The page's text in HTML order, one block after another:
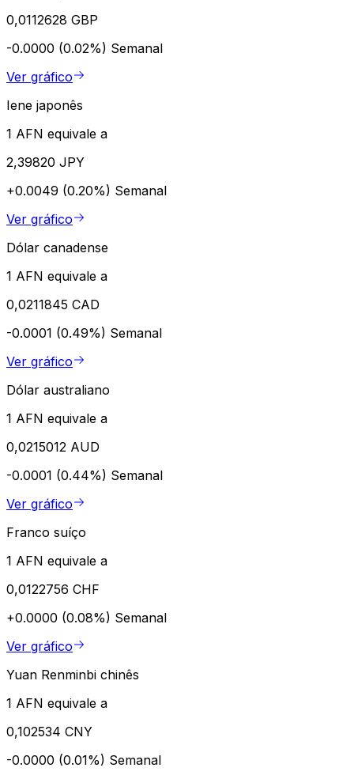
0,0112628 GBP
-0.0000 (0.02%) Semanal
Ver gráfico
Iene japonês
1 AFN equivale a
2,39820 JPY
+0.0049 (0.20%) Semanal
Ver gráfico
Dólar canadense
1 AFN equivale a
0,0211845 CAD
-0.0001 (0.49%) Semanal
Ver gráfico
Dólar australiano
1 AFN equivale a
0,0215012 AUD
-0.0001 (0.44%) Semanal
Ver gráfico
Franco suíço
1 AFN equivale a
0,0122756 CHF
+0.0000 (0.08%) Semanal
Ver gráfico
Yuan Renminbi chinês
1 AFN equivale a
0,102534 CNY
-0.0000 (0.01%) Semanal